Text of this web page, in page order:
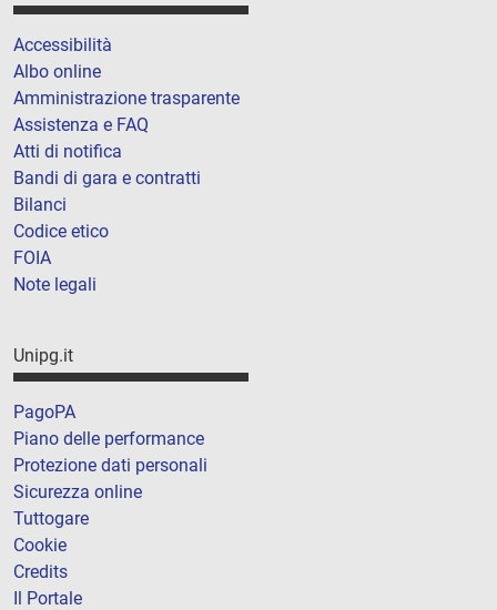
Accessibilità
Albo online
Amministrazione trasparente
Assistenza e FAQ
Atti di notifica
Bandi di gara e contratti
Bilanci
Codice etico
FOIA
Note legali
Unipg.it
PagoPA
Piano delle performance
Protezione dati personali
Sicurezza online
Tuttogare
Cookie
Credits
Il Portale